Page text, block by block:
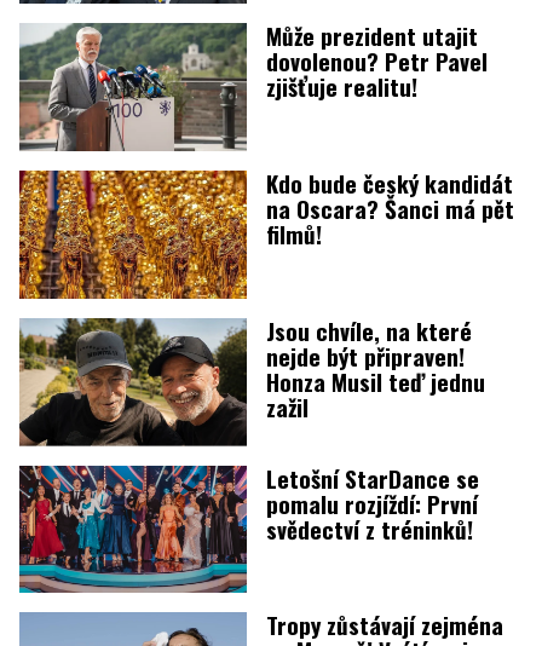
Může prezident utajit
dovolenou? Petr Pavel
zjišťuje realitu!
Kdo bude český kandidát
na Oscara? Šanci má pět
filmů!
Jsou chvíle, na které
nejde být připraven!
Honza Musil teď jednu
zažil
Letošní StarDance se
pomalu rozjíždí: První
svědectví z tréninků!
Tropy zůstávají zejména